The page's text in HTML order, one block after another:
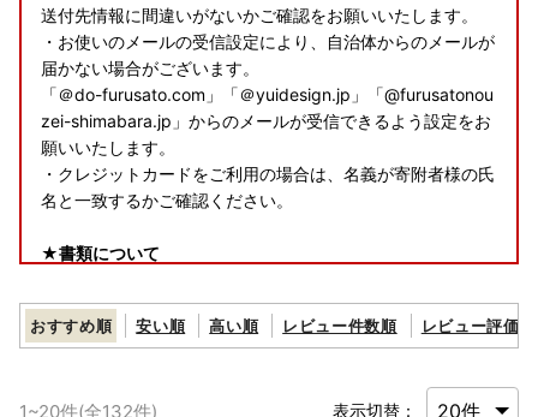
送付先情報に間違いがないかご確認をお願いいたします。
・お使いのメールの受信設定により、自治体からのメールが
届かない場合がございます。
「＠do-furusato.com」「＠yuidesign.jp」「@furusatonou
zei-shimabara.jp」からのメールが受信できるよう設定をお
願いいたします。
・クレジットカードをご利用の場合は、名義が寄附者様の氏
名と一致するかご確認ください。
★書類について
りいたします。寄附金受領証明書は、返礼品とは別で、入金
確認後２週間程でお送りいたします。
送りいたしますので、サポートセンターまでご連絡くださ
い。
おすすめ順 安い順 高い順 レビュー件数順 レビュー評価順
1~20件(全132件) 表示切替：